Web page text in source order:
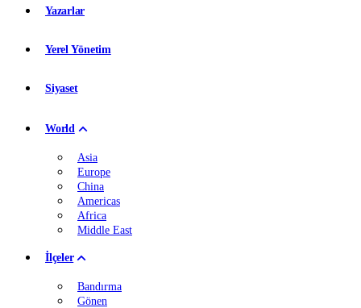
Yazarlar
Yerel Yönetim
Siyaset
World
Asia
Europe
China
Americas
Africa
Middle East
İlçeler
Bandırma
Gönen